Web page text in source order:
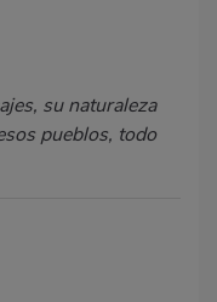
su naturaleza
pueblos, todo